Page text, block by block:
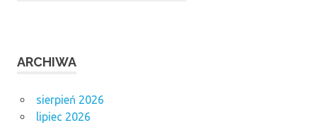
ARCHIWA
sierpień 2026
lipiec 2026